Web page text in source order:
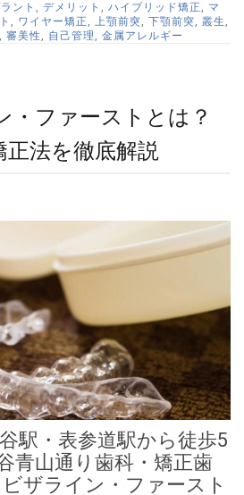
ント , デメリット , ハイブリッド矯正 , マ
, ワイヤー矯正 , 上顎前突, 下顎前突, 叢生 ,
, 審美性 , 自己管理 , 金属アレルギー
・ファーストとは？
正法を徹底解説
駅・表参道駅から徒歩5
青山通り歯科・矯正歯
ザライン・ファースト